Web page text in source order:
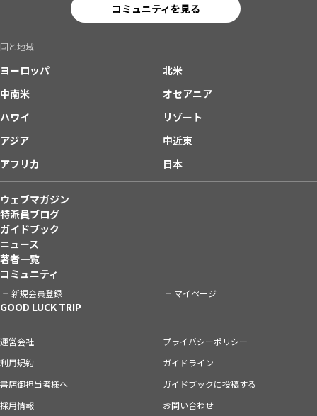
コミュニティを見る
国と地域
ヨーロッパ
北米
中南米
オセアニア
ハワイ
リゾート
アジア
中近東
アフリカ
日本
ウェブマガジン
特派員ブログ
ガイドブック
ニュース
著者一覧
コミュニティ
新規会員登録 マイページ
GOOD LUCK TRIP
運営会社
プライバシーポリシー
利用規約
ガイドライン
書店御担当者様へ
ガイドブックに投稿する
採用情報
お問い合わせ